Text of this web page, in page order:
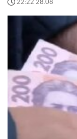
22:22 28.08